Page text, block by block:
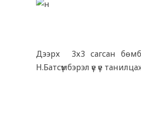
Дээрх 3х3 сагсан
Н.Батсүмбэрэл үе үе